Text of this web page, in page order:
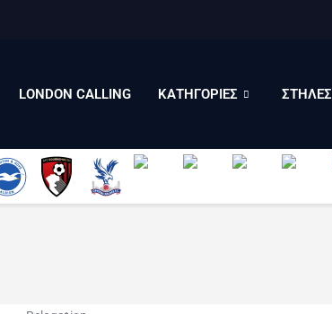
LONDON CALLING ΚΑΤΗΓΟΡΙΕΣ ΣΤΗΛΕΣ